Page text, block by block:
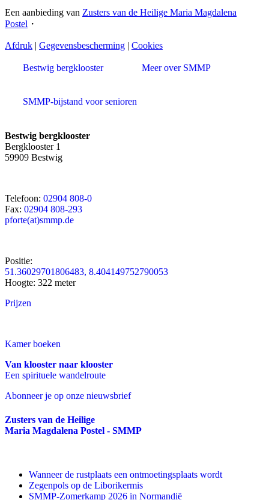
Een aanbieding van Zusters van de Heilige Maria Magdalena
Postel ・
Afdruk | Gegevensbescherming | Cookies
Bestwig bergklooster Meer over SMMP
SMMP-bijstand voor senioren
Bestwig bergklooster
Bergklooster 1
59909 Bestwig
Telefoon: 02904 808-0
Fax: 02904 808-293
pforte(at)smmp.de
Positie:
51.36029701806483, 8.404149752790053
Hoogte: 322 meter
Prijzen
Kamer boeken
Van klooster naar klooster
Een spirituele wandelroute
Abonneer je op onze nieuwsbrief
Zusters van de Heilige
Maria Magdalena Postel - SMMP
Wanneer de rustplaats een ontmoetingsplaats wordt
Zegenpols op de Liborikermis
SMMP-Zomerkamp 2026 in Normandië